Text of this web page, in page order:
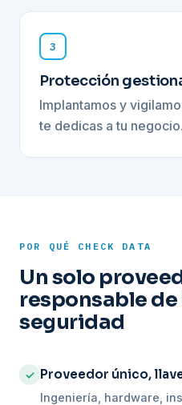
3
Protección
Implantamos y
te dedicas a tu negocio.
POR QUÉ CHECK DATA
Un solo
responsable
seguridad
✓ Proveedor único,
Ingeniería, hardware,